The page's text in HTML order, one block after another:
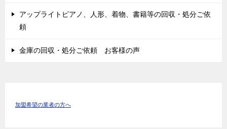
アップライトピアノ、人形、着物、書籍等の回収・処分ご依
頼
金庫の回収・処分ご依頼 お客様の声
加盟希望の業者の方へ